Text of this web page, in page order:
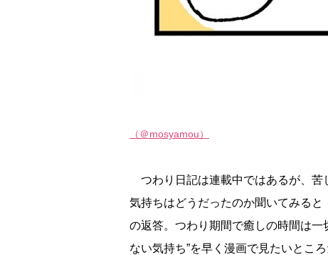
（＠mosyamou）
つわり日記は連載中ではあるが、苦
気持ちはどうだったのか聞いてみると
の返答。つわり期間で癒しの時間は一
ない気持ち”を早く漫画で見たいところ